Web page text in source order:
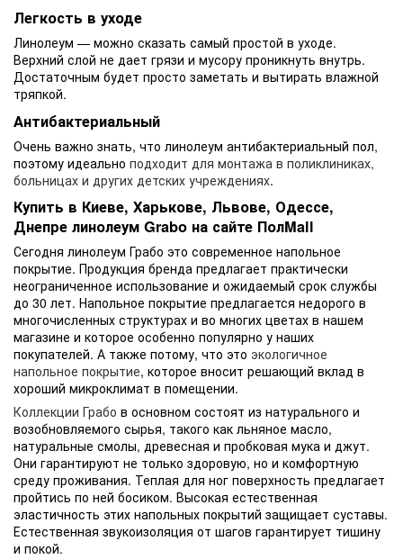
Легкость в уходе
Линолеум — можно сказать самый простой в уходе.
Верхний слой не дает грязи и мусору проникнуть внутрь.
Достаточным будет просто заметать и вытирать влажной
тряпкой.
Антибактериальный
Очень важно знать, что линолеум антибактериальный пол,
поэтому идеально подходит для монтажа в поликлиниках,
больницах и других детских учреждениях.
Купить в Киеве, Харькове, Львове, Одессе,
Днепре линолеум Grabo на сайте ПолMall
Сегодня линолеум Грабо это современное напольное
покрытие. Продукция бренда предлагает практически
неограниченное использование и ожидаемый срок службы
до 30 лет. Напольное покрытие предлагается недорого в
многочисленных структурах и во многих цветах в нашем
магазине и которое особенно популярно у наших
покупателей. А также потому, что это экологичное
напольное покрытие, которое вносит решающий вклад в
хороший микроклимат в помещении.
Коллекции Грабо в основном состоят из натурального и
возобновляемого сырья, такого как льняное масло,
натуральные смолы, древесная и пробковая мука и джут.
Они гарантируют не только здоровую, но и комфортную
среду проживания. Теплая для ног поверхность предлагает
пройтись по ней босиком. Высокая естественная
эластичность этих напольных покрытий защищает суставы.
Естественная звукоизоляция от шагов гарантирует тишину
и покой.